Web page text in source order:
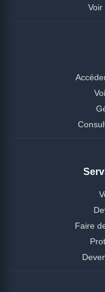
Voir
Faire